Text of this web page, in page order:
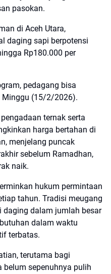
pasokan.
di Aceh Utara,
daging sapi berpotensi
Rp180.000 per
pedagang bisa
Minggu (15/2/2026).
ternak serta
harga bertahan di
menjelang puncak
sebelum Ramadhan,
naik.
hukum permintaan
tahun. Tradisi meugang
daging dalam jumlah besar
dalam waktu
terbatas.
terutama bagi
belum sepenuhnya pulih